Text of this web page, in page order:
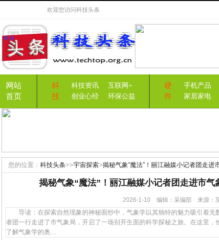
欢迎您访问科技头条
网站
首页
科
技
科技资讯
互联网+
创业心经
环保公益
硬
件
手机产品
家居家电
您的位置： 科技头条>>宇宙探索>揭秘气象“魔法”！丽江融媒小记者团走进
揭秘气象“魔法”！丽江融媒小记者团走进市气
2026-1-10 编辑：采编部 来源
导读：在探索自然现象的神秘面纱中，气象学以其独特的魅力吸引着无
者团一行走进了市气象局，开启了一场别开生面的科学探秘之旅。在这里
了解气象学的奥...